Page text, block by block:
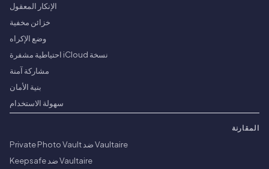
الإنكار المعقول
خزائن مخفية
وضع الإكراه
نسخة iCloud احتياطية مشفرة
مشاركة آمنة
بنية الأمان
سهولة الاستخدام
المقارنة
Vaultaire ضد Private Photo Vault
Vaultaire ضد Keepsafe